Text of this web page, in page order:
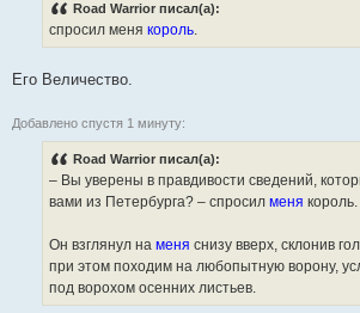
Road Warrior писал(а):
спросил меня король.
Его Величество.
Добавлено спустя 1 минуту:
Road Warrior писал(а):
– Вы уверены в правдивости сведений,
вами из Петербурга? – спросил меня король.
Он взглянул на меня снизу вверх, склонив
при этом походим на любопытную ворону,
под ворохом осенних листьев.